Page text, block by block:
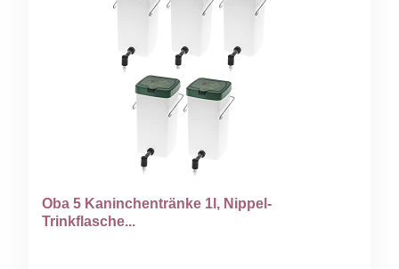
Oba 5 Kaninchentränke 1l, Nippel-
Trinkflasche...